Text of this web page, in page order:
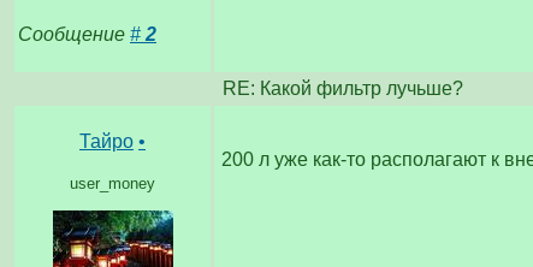
Сообщение # 2
RE: Какой фильтр лучьше?
Тайро •
user_money
200 л уже как-то располагают к